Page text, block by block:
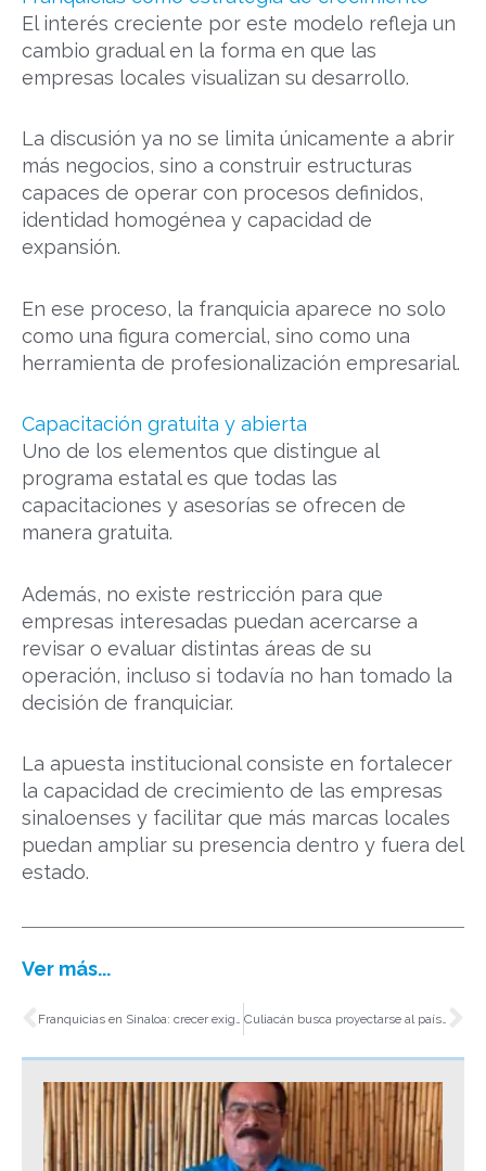
El interés creciente por este modelo refleja un
cambio gradual en la forma en que las
empresas locales visualizan su desarrollo.
La discusión ya no se limita únicamente a abrir
más negocios, sino a construir estructuras
capaces de operar con procesos definidos,
identidad homogénea y capacidad de
expansión.
En ese proceso, la franquicia aparece no solo
como una figura comercial, sino como una
herramienta de profesionalización empresarial.
Capacitación gratuita y abierta
Uno de los elementos que distingue al
programa estatal es que todas las
capacitaciones y asesorías se ofrecen de
manera gratuita.
Además, no existe restricción para que
empresas interesadas puedan acercarse a
revisar o evaluar distintas áreas de su
operación, incluso si todavía no han tomado la
decisión de franquiciar.
La apuesta institucional consiste en fortalecer
la capacidad de crecimiento de las empresas
sinaloenses y facilitar que más marcas locales
puedan ampliar su presencia dentro y fuera del
estado.
Ver más...
Ant Franquicias en Sinaloa: crecer exige cambiar la mentalidad empresarial Culiacán busca proyectarse al país con el LXI Congreso Internacional de Valuación